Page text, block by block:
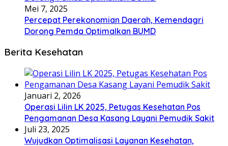
Mei 7, 2025
Percepat Perekonomian Daerah, Kemendagri
Dorong Pemda Optimalkan BUMD
Berita Kesehatan
Januari 2, 2026
Operasi Lilin LK 2025, Petugas Kesehatan Pos
Pengamanan Desa Kasang Layani Pemudik Sakit
Juli 23, 2025
Wujudkan Optimalisasi Layanan Kesehatan,